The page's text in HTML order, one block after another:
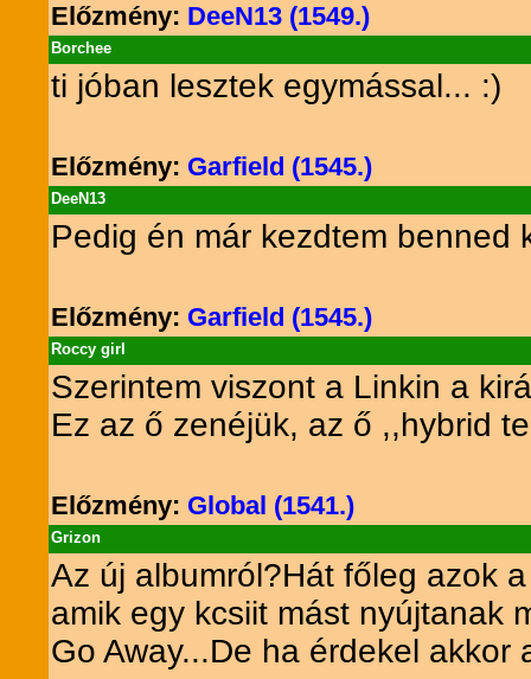
Előzmény: DeeN13 (1549.)
Borchee
ti jóban lesztek egymással... :)
Előzmény: Garfield (1545.)
DeeN13
Pedig én már kezdtem benned
Előzmény: Garfield (1545.)
Roccy girl
Szerintem viszont a Linkin a
Ez az ő zenéjük, az ő ,,hybrid
Előzmény: Global (1541.)
Grizon
Az új albumról?Hát főleg azok
amik egy kcsiit mást nyújtanak
Go Away...De ha érdekel